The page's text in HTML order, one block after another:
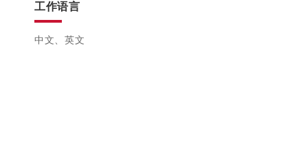
工作语言
中文、英文